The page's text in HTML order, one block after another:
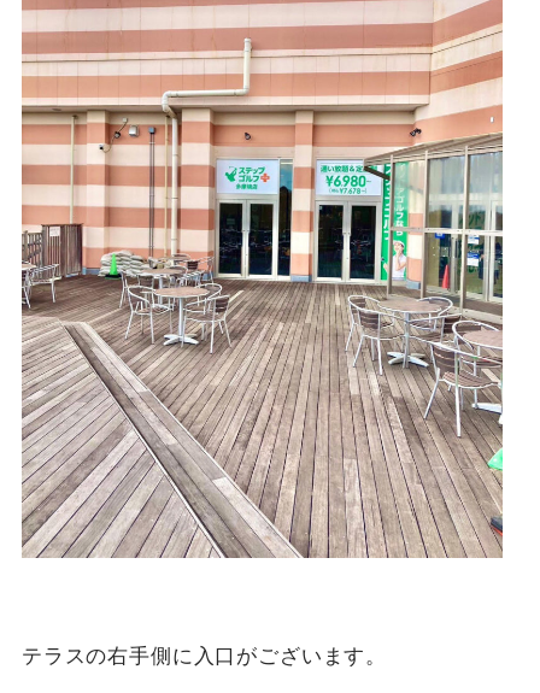
テラスの右手側に入口がございます。